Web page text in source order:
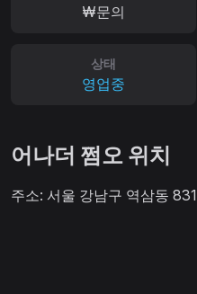
₩문의
상태
영업중
어나더 쩜오 위치
주소: 서울 강남구 역삼동 831